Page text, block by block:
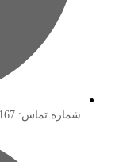
تماس: 09123210167